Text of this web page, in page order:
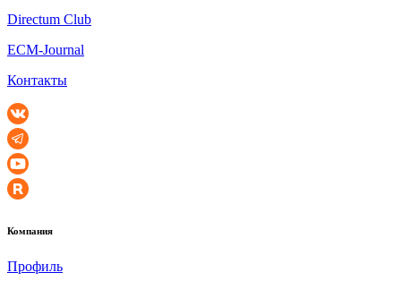
Directum Club
ECM-Journal
Контакты
Компания
Профиль